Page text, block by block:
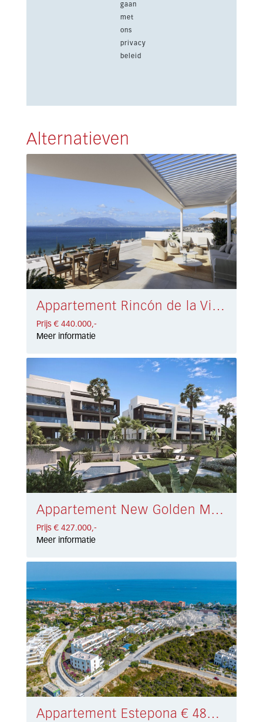
gaan
met
ons
privacy
beleid
Alternatieven
Appartement Rincón de la Victoria € 440.000,-
Prijs € 440.000,-
Meer informatie
Appartement New Golden Mile € 427.000,-
Prijs € 427.000,-
Meer informatie
Appartement Estepona € 486.000,-